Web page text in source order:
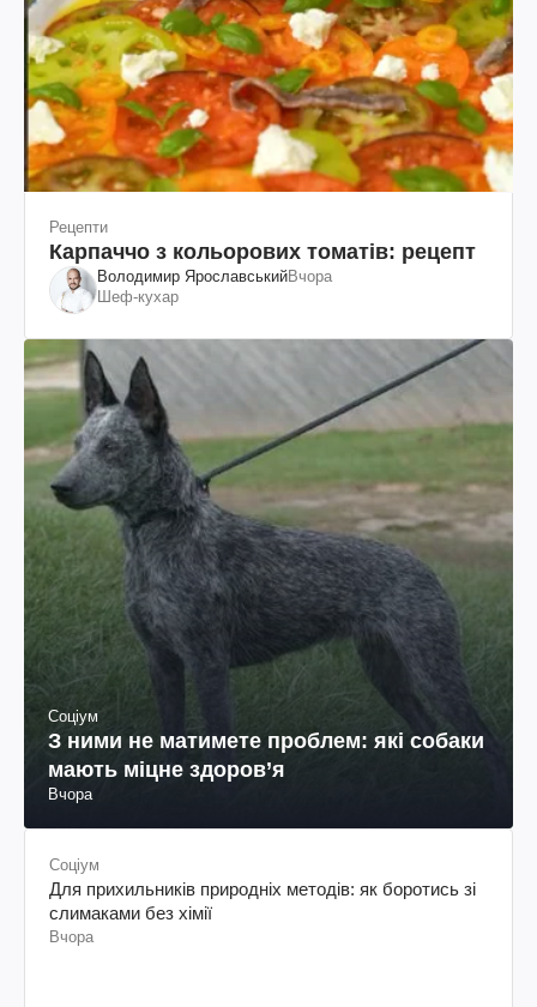
Рецепти
Карпаччо з кольорових томатів: рецепт
Володимир ЯрославськийВчора
Шеф-кухар
Соціум
З ними не матимете проблем: які собаки
мають міцне здоров’я
Вчора
Соціум
Для прихильників природніх методів: як боротись зі
слимаками без хімії
Вчора